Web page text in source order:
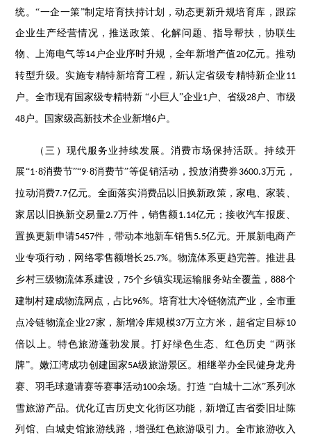
统。“一企一策”制定培育扶持计划，动态更新升规培育库，跟踪
企业生产经营情况，推送政策、化解问题、指导帮扶，协联生
物、上海电气等14 户企业序时升规，全年新增产值20亿元。推动
转型升级。实施专精特新培育工程，新认定省级专精特新企业 11
户。全市现有国家级专精特新 “小巨人”企业1户、省级28户、市级
48户。国家级高新技术企业新增6户。
（三）现代服务业持续发展。消费市场保持活跃。持续开
展“1·8消费节”“9·8消费节”等促销活动，投放消费券 3600.3万元，
拉动消费7.7亿元。全面落实消费品以旧换新政策，家电、家装、
家居以旧换新交易量2.7万件，销售额 1.14亿元；接收汽车报废、
置换更新申请5457件，带动本地新车销售5.5亿元。开展新电商产
业专项行动，网络零售额增长25.7%。物流体系更趋完善。推进县
乡村三级物流体系建设，75个乡镇实现运输服务站全覆盖，888个
建制村建成物流网点，占比96%。培育壮大冷链物流产业，全市重
点冷链物流企业27家，新增冷库规模37万立方米，超省定目标10
倍以上。特色旅游蓬勃发展。打好绿色生态、红色历史 “两张
牌”。嫩江湾成功创建国家5A级旅游景区。相继举办全民健身龙舟
赛、羽毛球邀请赛等赛事活动100余场。打造 “白城十二冰”系列冰
雪旅游产品。优化辽吉历史文化街区功能，新增辽吉省委旧址陈
列馆、白城史馆旅游线路，增强红色旅游吸引力。全市旅游收入